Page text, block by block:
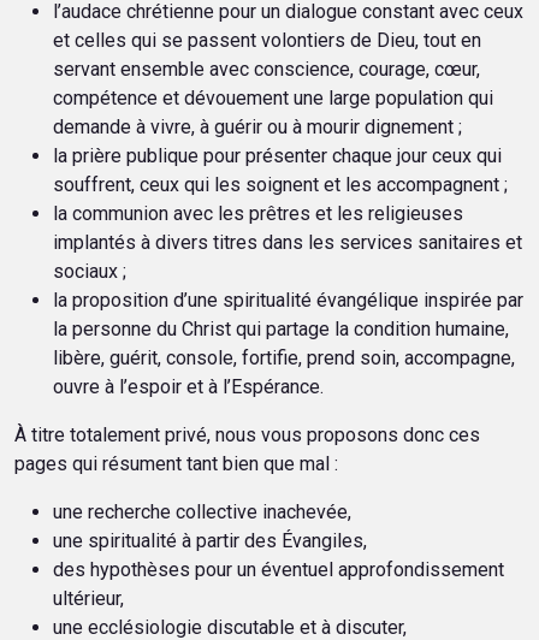
l’audace chrétienne pour un dialogue constant avec ceux
et celles qui se passent volontiers de Dieu, tout en
servant ensemble avec conscience, courage, cœur,
compétence et dévouement une large population qui
demande à vivre, à guérir ou à mourir dignement ;
la prière publique pour présenter chaque jour ceux qui
souffrent, ceux qui les soignent et les accompagnent ;
la communion avec les prêtres et les religieuses
implantés à divers titres dans les services sanitaires et
sociaux ;
la proposition d’une spiritualité évangélique inspirée par
la personne du Christ qui partage la condition humaine,
libère, guérit, console, fortifie, prend soin, accompagne,
ouvre à l’espoir et à l’Espérance.
À titre totalement privé, nous vous proposons donc ces
pages qui résument tant bien que mal :
une recherche collective inachevée,
une spiritualité à partir des Évangiles,
des hypothèses pour un éventuel approfondissement
ultérieur,
une ecclésiologie discutable et à discuter,